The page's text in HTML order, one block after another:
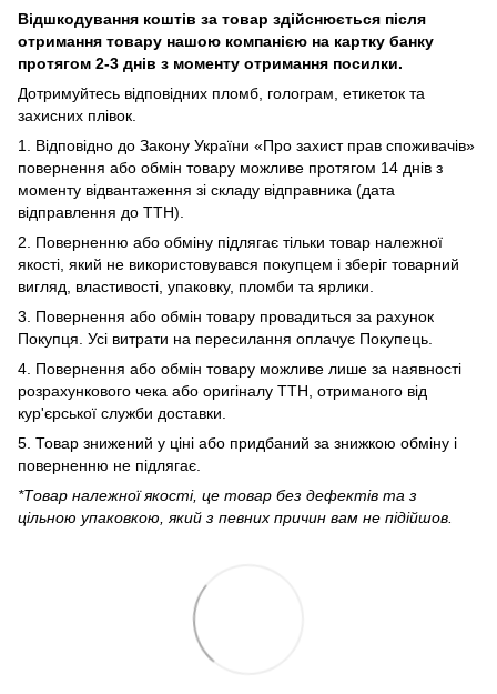
Відшкодування коштів за товар здійснюється після
отримання товару нашою компанією на картку банку
протягом 2-3 днів з моменту отримання посилки.
Дотримуйтесь відповідних пломб, голограм, етикеток та
захисних плівок.
1. Відповідно до Закону України «Про захист прав споживачів»
повернення або обмін товару можливе протягом 14 днів з
моменту відвантаження зі складу відправника (дата
відправлення до ТТН).
2. Поверненню або обміну підлягає тільки товар належної
якості, який не використовувався покупцем і зберіг товарний
вигляд, властивості, упаковку, пломби та ярлики.
3. Повернення або обмін товару провадиться за рахунок
Покупця. Усі витрати на пересилання оплачує Покупець.
4. Повернення або обмін товару можливе лише за наявності
розрахункового чека або оригіналу ТТН, отриманого від
кур'єрської служби доставки.
5. Товар знижений у ціні або придбаний за знижкою обміну і
поверненню не підлягає.
*Товар належної якості, це товар без дефектів та з
цільною упаковкою, який з певних причин вам не підійшов.